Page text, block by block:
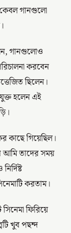
গানগুলো
গানগুলোও
করবেন
ছিলেন।
হলেন এই
কাছে গিয়েছিল।
আমি তাদের সময়
করতাম।
ফিরিয়ে
খুব পছন্দ